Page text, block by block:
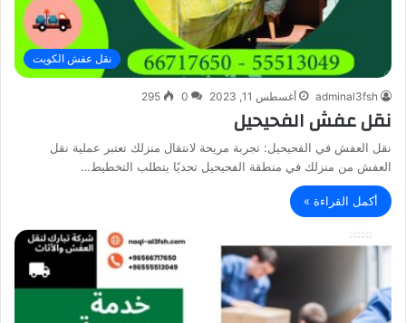
نقل عفش الكويت
adminal3fsh أغسطس 11, 2023 0
295
نقل عفش الفحيحيل
نقل العفش في الفحيحيل: تجربة مريحة لانتقال منزلك تعتبر عملية نقل
العفش من منزلك في منطقة الفحيحيل تحديًا يتطلب التخطيط…
أكمل القراءة »